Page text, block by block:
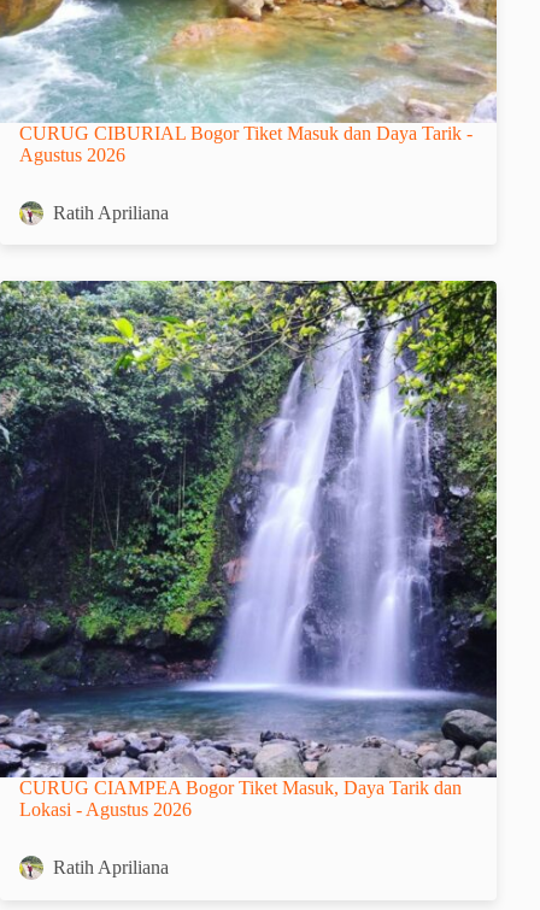
CURUG CIBURIAL Bogor Tiket Masuk dan Daya Tarik -
Agustus 2026
Ratih Apriliana
CURUG CIAMPEA Bogor Tiket Masuk, Daya Tarik dan
Lokasi - Agustus 2026
Ratih Apriliana